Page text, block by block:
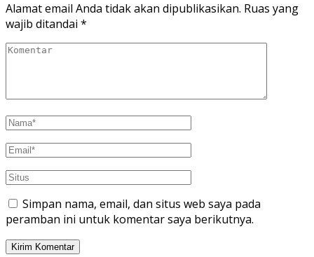
Alamat email Anda tidak akan dipublikasikan. Ruas yang
wajib ditandai *
Simpan nama, email, dan situs web saya pada
peramban ini untuk komentar saya berikutnya.